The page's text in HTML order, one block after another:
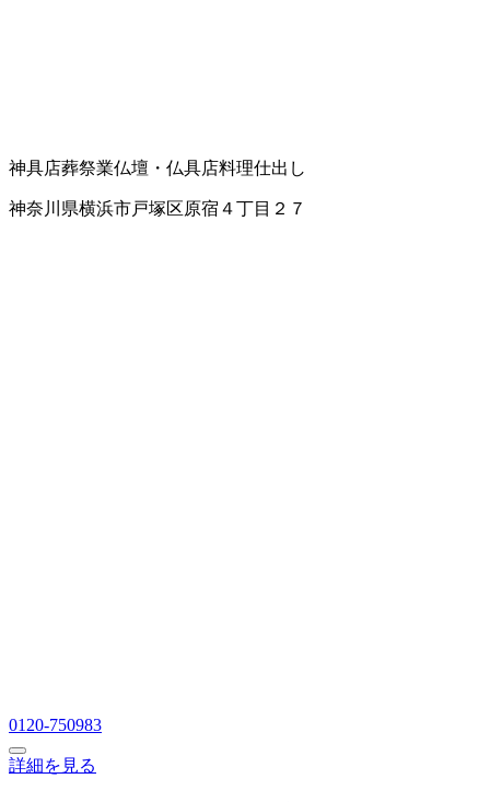
神具店葬祭業仏壇・仏具店料理仕出し
神奈川県横浜市戸塚区原宿４丁目２７
0120-750983
詳細を見る